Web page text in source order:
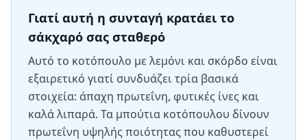
Γιατί αυτή η συνταγή κρατάει το
σάκχαρό σας σταθερό
Αυτό το κοτόπουλο με λεμόνι και σκόρδο είναι
εξαιρετικό γιατί συνδυάζει τρία βασικά
στοιχεία: άπαχη πρωτεΐνη, φυτικές ίνες και
καλά λιπαρά. Τα μπούτια κοτόπουλου δίνουν
πρωτεΐνη υψηλής ποιότητας που καθυστερεί